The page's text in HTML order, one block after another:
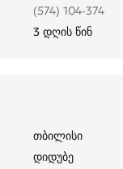
(574) 104-374
3 დღის წინ
თბილისი
დიდუბე